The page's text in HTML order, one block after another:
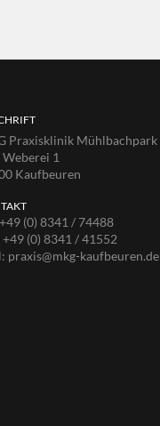
Praxisklinik Mühlbachpark
1
Kaufbeuren
+49 (0) 8341 / 74488
+49 (0) 8341 / 41552
praxis@mkg-kaufbeuren.de